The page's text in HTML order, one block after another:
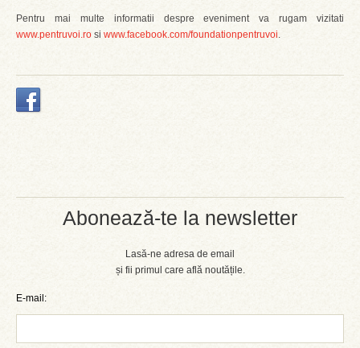
Abonează-te la newsletter
Lasă-ne adresa de email
și fii primul care află noutățile.
E-mail:
Pentru mai multe informatii despre eveniment va rugam vizitati
www.pentruvoi.ro si www.facebook.com/foundationpentruvoi.